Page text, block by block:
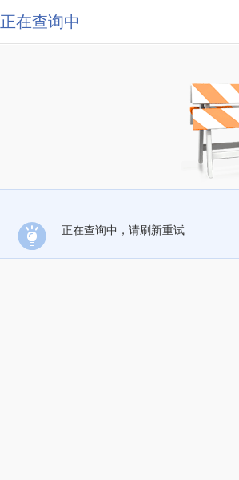
正在查询中
正在查询中，请刷新重试